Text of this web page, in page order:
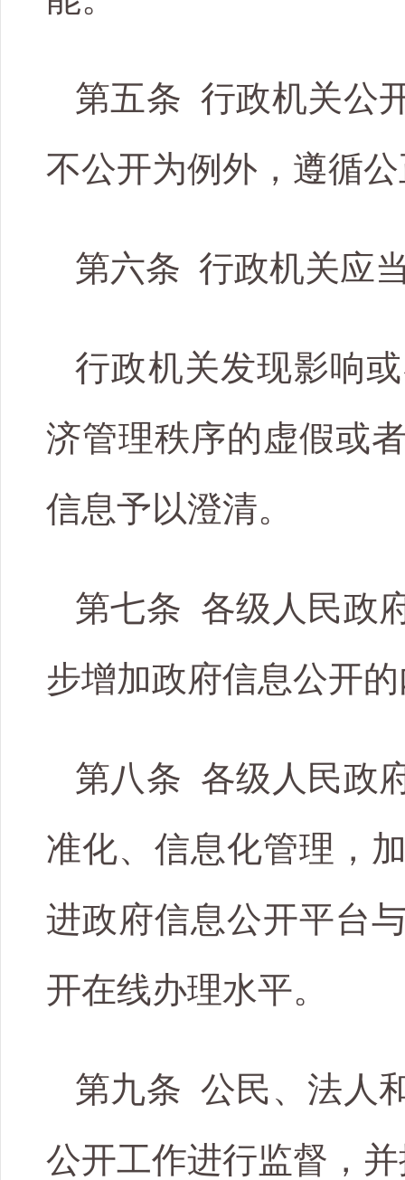
第五条 行政机关公
不公开为例外，遵循
第六条 行政机关应
行政机关发现影响
济管理秩序的虚假或
信息予以澄清。
第七条 各级人民政
步增加政府信息公开
第八条 各级人民政
准化、信息化管理，
进政府信息公开平台
开在线办理水平。
第九条 公民、法人
公开工作进行监督，